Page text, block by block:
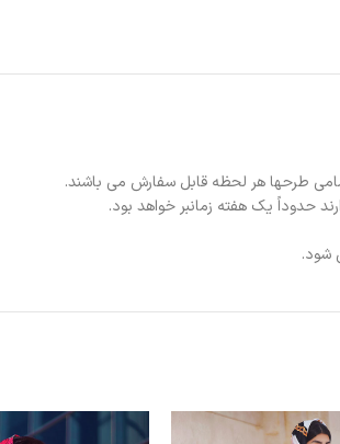
طرحها هر لحظه قابل سفارش می باشند.
شود.